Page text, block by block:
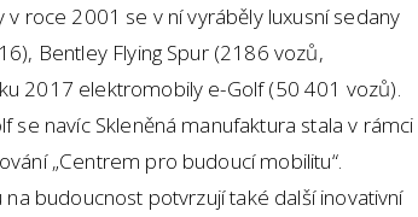
roce 2001 se v ní vyráběly luxusní sedany
Bentley Flying Spur (2186 vozů,
2017 elektromobily e-Golf (50 401 vozů).
se navíc Skleněná manufaktura stala v rámci
„Centrem pro budoucí mobilitu“.
budoucnost potvrzují také další inovativní